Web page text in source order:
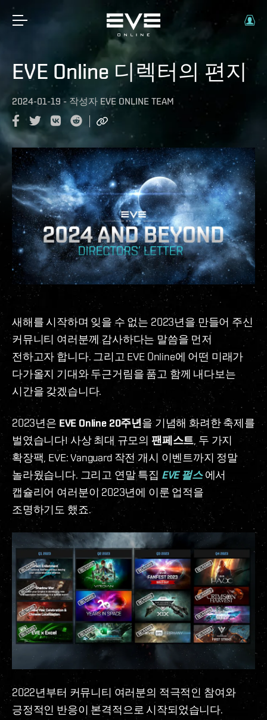
EVE Online 디렉터의 편지
2024-01-19 - 작성자 EVE ONLINE TEAM
새해를 시작하며 잊을 수 없는 2023년을 만들어 주신
커뮤니티 여러분께 감사하다는 말씀을 먼저
전하고자 합니다. 그리고 EVE Online에 어떤 미래가
다가올지 기대와 두근거림을 품고 함께 내다보는
시간을 갖겠습니다.
2023년은 EVE Online 20주년 을 기념해 화려한 축제를
벌였습니다! 사상 최대 규모의 팬페스트 , 두 가지
확장팩, EVE: Vanguard 작전 개시 이벤트까지 정말
놀라웠습니다. 그리고 연말 특집 EVE 펄스에서
캡슐리어 여러분이 2023년에 이룬 업적을
조명하기도 했죠.
2022년부터 커뮤니티 여러분의 적극적인 참여와
긍정적인 반응이 본격적으로 시작되었습니다.